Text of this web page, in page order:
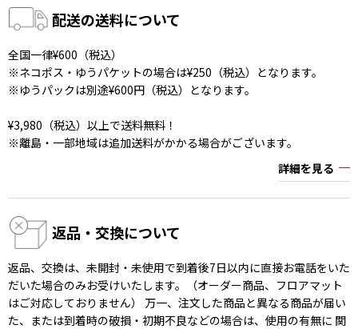
配送の送料について
全国一律¥600（税込）
※ネコポス・ゆうパケットの場合は¥250（税込）となります。
※ゆうパックは別途¥600円（税込）となります。
¥3,980（税込）以上で送料無料！
※離島・一部地域は追加送料がかかる場合がございます。
詳細を見る
返品・交換について
返品、交換は、未開封・未使用で到着後7日以内に直接お電話をいた
だいた場合のみお受けいたします。（オーダー商品、フロアマット
はご対応しておりません） 万一、注文した商品と異なる商品が届い
た、または到着時の破損・初期不良などの場合は、使用の有無に 関